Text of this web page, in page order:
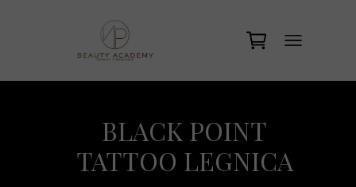
BLACK POINT
TATTOO LEGNICA